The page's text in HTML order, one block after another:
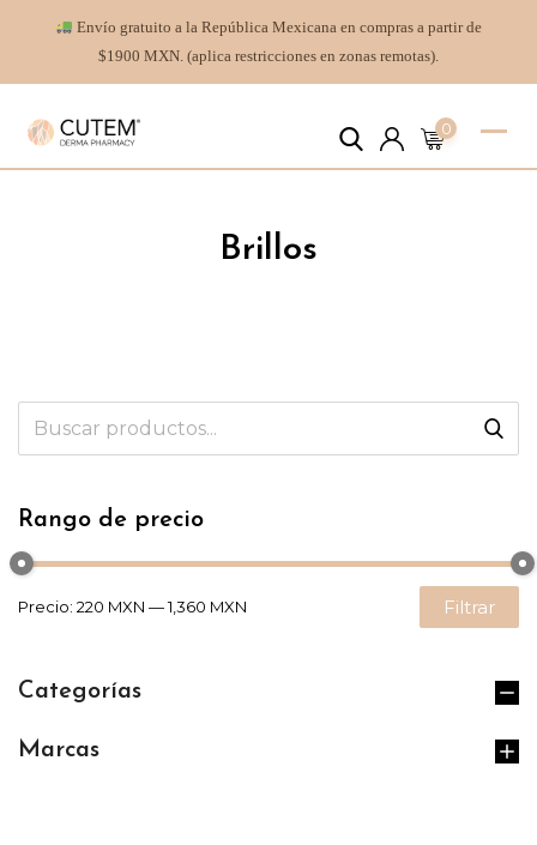
Envío gratuito a la República Mexicana en compras a partir de
$1900 MXN. (aplica restricciones en zonas remotas).
0
Brillos
Rango de precio
Filtrar
Precio: 220 MXN —1,360 MXN
Categorías
Marcas